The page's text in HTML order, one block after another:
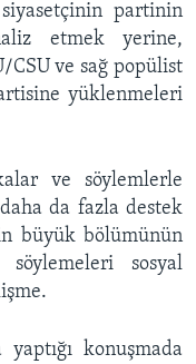
siyasetçinin partinin
etmek yerine,
ve sağ popülist
yüklenmeleri
ve söylemlerle
da fazla destek
büyük bölümünün
sosyal
konuşmada